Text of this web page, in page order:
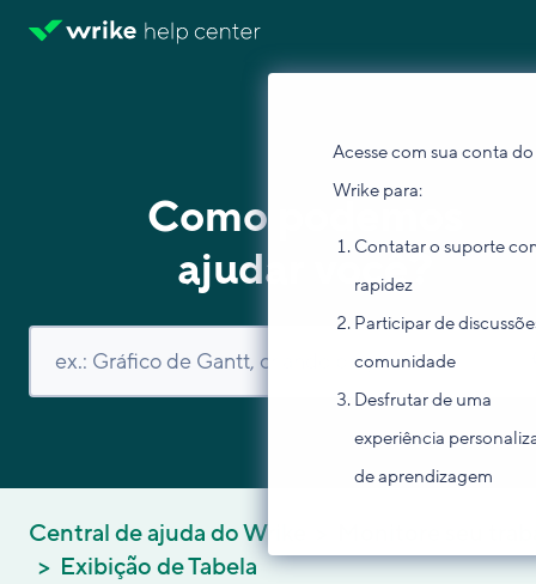
Acesse com sua conta do
Wrike para:
Contatar o suporte
rapidez
Participar de
comunidade
Desfrutar de uma
experiência
de aprendizagem
Como podemos
ajudar você?
Central de ajuda do Wrike
Exibição de Tabela